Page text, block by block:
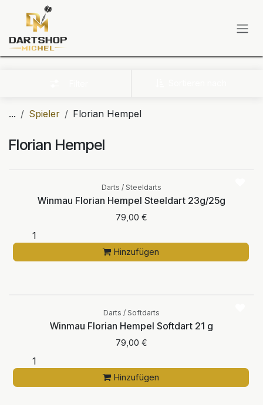
Zum Inhalt springen
... Spieler Florian Hempel
Florian Hempel
Darts / Steeldarts
Winmau Florian Hempel Steeldart 23g/25g
79,00 €
Hinzufügen
Darts / Softdarts
Winmau Florian Hempel Softdart 21 g
79,00 €
Hinzufügen